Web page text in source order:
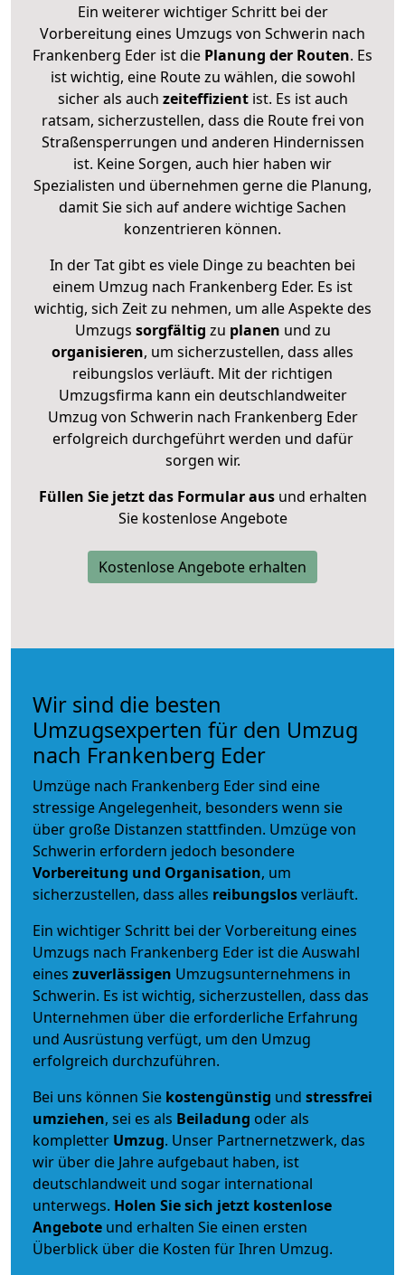
Ein weiterer wichtiger Schritt bei der
Vorbereitung eines Umzugs von Schwerin nach
Frankenberg Eder ist die Planung der Routen. Es
ist wichtig, eine Route zu wählen, die sowohl
sicher als auch zeiteffizientist. Es ist auch
ratsam, sicherzustellen, dass die Route frei von
Straßensperrungen und anderen Hindernissen
ist. Keine Sorgen, auch hier haben wir
Spezialisten und übernehmen gerne die Planung,
damit Sie sich auf andere wichtige Sachen
konzentrieren können.
In der Tat gibt es viele Dinge zu beachten bei
einem Umzug nach Frankenberg Eder. Es ist
wichtig, sich Zeit zu nehmen, um alle Aspekte des
Umzugs sorgfältig zu planen und zu
organisieren, um sicherzustellen, dass alles
reibungslos verläuft. Mit der richtigen
Umzugsfirma kann ein deutschlandweiter
Umzug von Schwerin nach Frankenberg Eder
erfolgreich durchgeführt werden und dafür
sorgen wir.
Füllen Sie jetzt das Formular ausund erhalten
Sie kostenlose Angebote
Kostenlose Angebote erhalten
Wir sind die besten
Umzugsexperten für den Umzug
nach Frankenberg Eder
Umzüge nach Frankenberg Eder sind eine
stressige Angelegenheit, besonders wenn sie
über große Distanzen stattfinden. Umzüge von
Schwerin erfordern jedoch besondere
Vorbereitung und Organisation, um
sicherzustellen, dass alles reibungslosverläuft.
Ein wichtiger Schritt bei der Vorbereitung eines
Umzugs nach Frankenberg Eder ist die Auswahl
eines zuverlässigen Umzugsunternehmens in
Schwerin. Es ist wichtig, sicherzustellen, dass das
Unternehmen über die erforderliche Erfahrung
und Ausrüstung verfügt, um den Umzug
erfolgreich durchzuführen.
Bei uns können Sie kostengünstig und stressfrei
umziehen, sei es als Beiladung oder als
kompletter Umzug. Unser Partnernetzwerk, das
wir über die Jahre aufgebaut haben, ist
deutschlandweit und sogar international
unterwegs. Holen Sie sich jetzt kostenlose
Angebote und erhalten Sie einen ersten
Überblick über die Kosten für Ihren Umzug.